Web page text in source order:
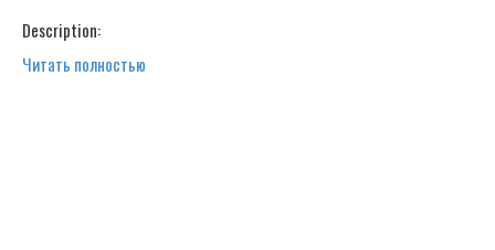
Description:
Читать полностью